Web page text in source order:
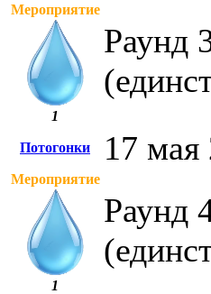
Мероприятие
1
Раунд
Потогонки 17 мая
Мероприятие
1
Раунд